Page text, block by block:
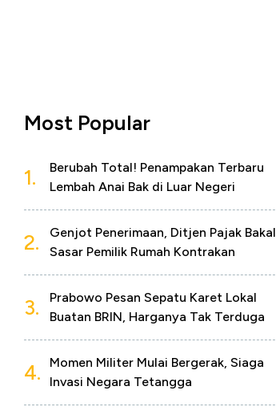
Most Popular
1.
Berubah Total! Penampakan Terbaru
Lembah Anai Bak di Luar Negeri
2.
Genjot Penerimaan, Ditjen Pajak Bakal
Sasar Pemilik Rumah Kontrakan
3.
Prabowo Pesan Sepatu Karet Lokal
Buatan BRIN, Harganya Tak Terduga
4.
Momen Militer Mulai Bergerak, Siaga
Invasi Negara Tetangga